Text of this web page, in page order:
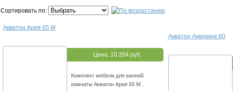
Сортировать по:
Акватон Ария 65 М
Цена: 10 204 руб.
Комплект мебели для ванной
комнаты Акватон Ария 65 М .
Акватон Америна 60